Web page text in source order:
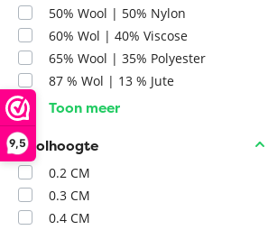
9,5
50% Wool | 50% Nylon
60% Wol | 40% Viscose
65% Wool | 35% Polyester
87 % Wol | 13 % Jute
Toon meer
Poolhoogte
0.2 CM
0.3 CM
0.4 CM